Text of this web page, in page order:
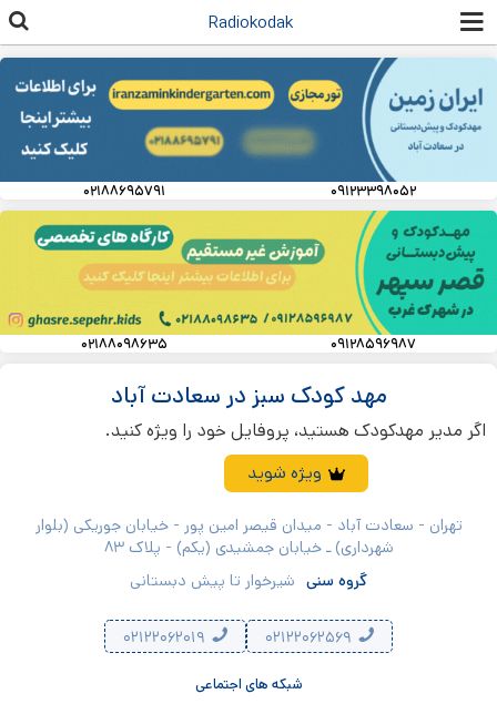
محتوای
Radiokodak
۰۹۱۲۳۳۹۸۰۵۲ ۰۲۱۸۸۶۹۵۷۹۱
۰۹۱۲۸۵۹۶۹۸۷ ۰۲۱۸۸۰۹۸۶۳۵
مهد کودک سبز در سعادت آباد
اگر مدیر مهدکودک هستید، پروفایل خود را ویژه کنید.
ویژه شوید
تهران - سعادت آباد - میدان قیصر امین پور - خیابان جوریکی (بلوار
شهرداری) ـ خیابان جمشیدی (یکم) - پلاک ۸۳
گروه سنی شیرخوار تا پیش دبستانی
شبکه های اجتماعی